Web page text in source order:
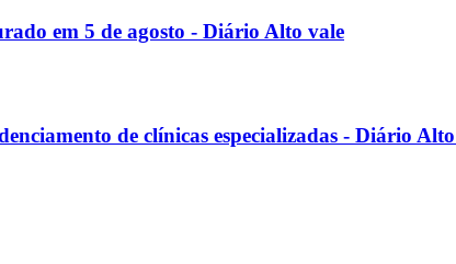
em 5 de agosto - Diário Alto vale
de clínicas especializadas - Diário